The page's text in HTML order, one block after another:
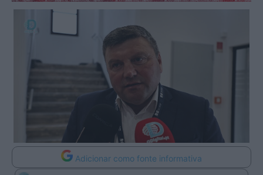
Adicionar como fonte informativa